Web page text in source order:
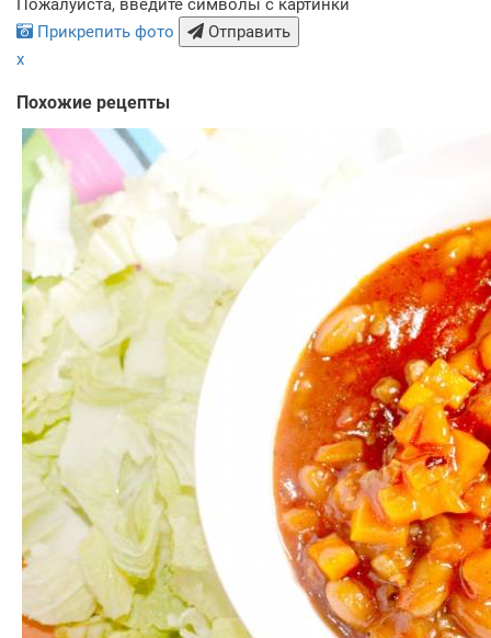
Пожалуйста, введите символы с картинки
Прикрепить фото
Отправить
x
Похожие рецепты